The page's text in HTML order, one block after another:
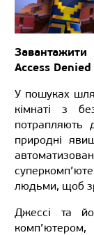
Access Denied
У пошуках
кімнаті з
потрапляють
природні
людьми, щоб
Джессі та